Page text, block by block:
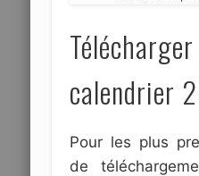
calendrier
Pour les plus
de